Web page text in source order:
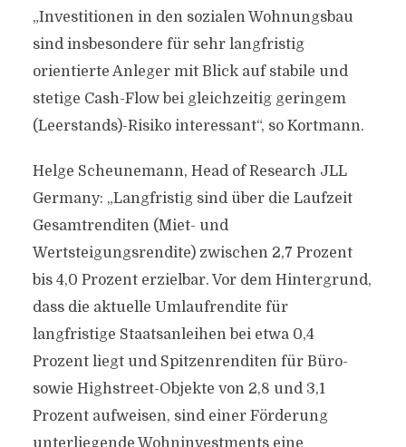
„Investitionen in den sozialen Wohnungsbau
sind insbesondere für sehr langfristig
orientierte Anleger mit Blick auf stabile und
stetige Cash-Flow bei gleichzeitig geringem
(Leerstands)-Risiko interessant“, so Kortmann.
Helge Scheunemann, Head of Research JLL
Germany: „Langfristig sind über die Laufzeit
Gesamtrenditen (Miet- und
Wertsteigungsrendite) zwischen 2,7 Prozent
bis 4,0 Prozent erzielbar. Vor dem Hintergrund,
dass die aktuelle Umlaufrendite für
langfristige Staatsanleihen bei etwa 0,4
Prozent liegt und Spitzenrenditen für Büro-
sowie Highstreet-Objekte von 2,8 und 3,1
Prozent aufweisen, sind einer Förderung
unterliegende Wohninvestments eine